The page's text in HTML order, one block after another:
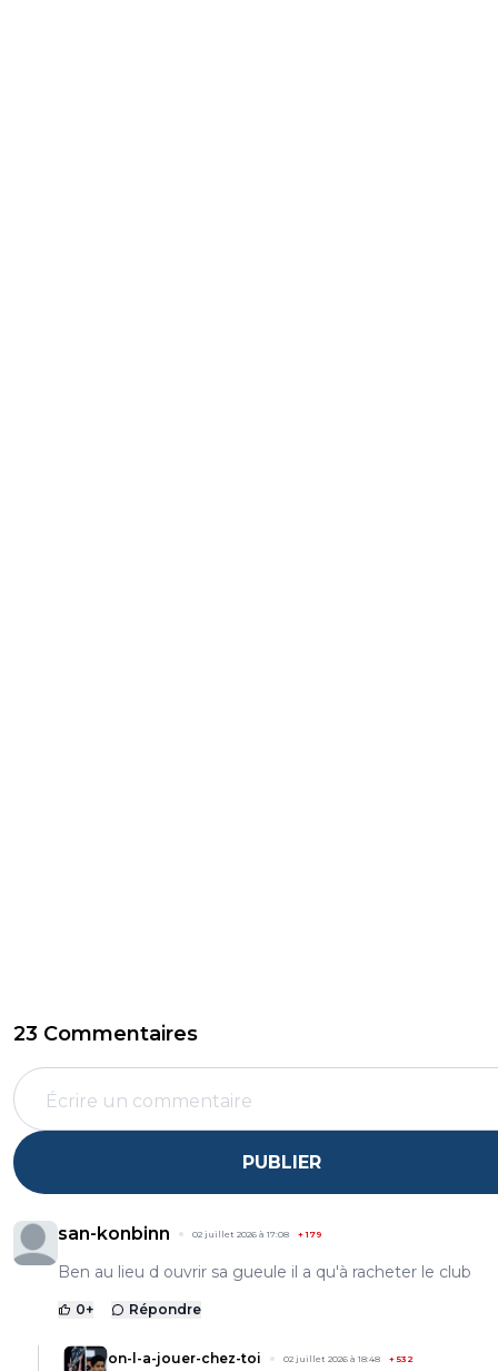
23 Commentaires
PUBLIER
san-konbinn 02 juillet 2026 à 17:08 +179
Ben au lieu d ouvrir sa gueule il a qu'à racheter le club
0+ Répondre
on-l-a-jouer-chez-toi 02 juillet 2026 à 18:48 +532